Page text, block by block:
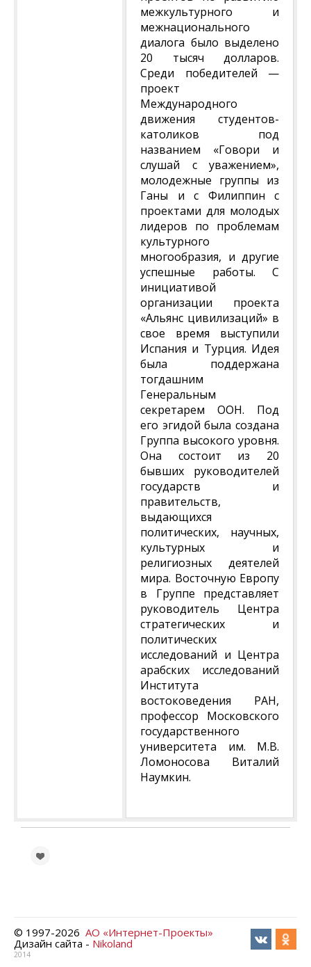
межкультурного и
межнационального
диалога было выделено
20 тысяч долларов.
Среди победителей —
проект
Международного
движения студентов-
католиков под
названием «Говори и
слушай с уважением»,
молодежные группы из
Ганы и с Филиппин с
проектами для молодых
лидеров по проблемам
культурного
многообразия, и другие
успешные работы. С
инициативой
организации проекта
«Альянс цивилизаций» в
свое время выступили
Испания и Турция. Идея
была поддержана
тогдашним
Генеральным
секретарем ООН. Под
его эгидой была создана
Группа высокого уровня.
Она состоит из 20
бывших руководителей
государств и
правительств,
выдающихся
политических, научных,
культурных и
религиозных деятелей
мира. Восточную Европу
в Группе представляет
руководитель Центра
стратегических и
политических
исследований и Центра
арабских исследований
Института
востоковедения РАН,
профессор Московского
государственного
университета им. М.В.
Ломоносова Виталий
Наумкин.
© 1997-2026 АО «Интернет-Проекты»
Дизайн сайта - Nikoland
2014